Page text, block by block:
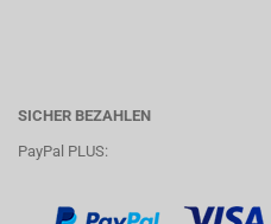
SICHER BEZAHLEN
PayPal PLUS: